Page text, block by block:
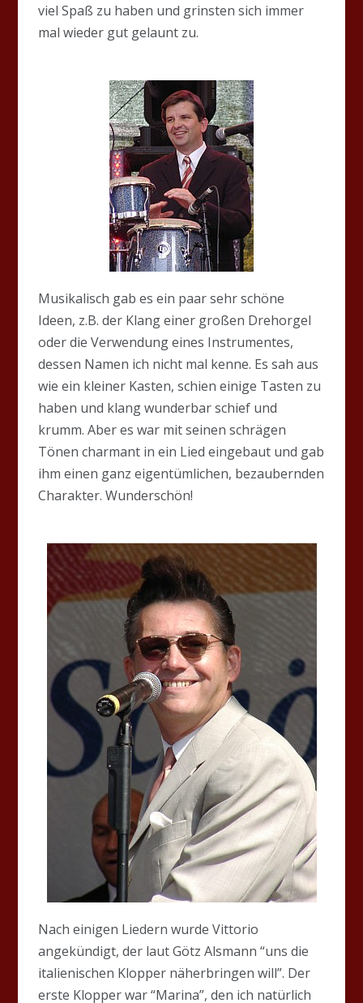
viel Spaß zu haben und grinsten sich immer
mal wieder gut gelaunt zu.
Musikalisch gab es ein paar sehr schöne
Ideen, z.B. der Klang einer großen Drehorgel
oder die Verwendung eines Instrumentes,
dessen Namen ich nicht mal kenne. Es sah aus
wie ein kleiner Kasten, schien einige Tasten zu
haben und klang wunderbar schief und
krumm. Aber es war mit seinen schrägen
Tönen charmant in ein Lied eingebaut und gab
ihm einen ganz eigentümlichen, bezaubernden
Charakter. Wunderschön!
Nach einigen Liedern wurde Vittorio
angekündigt, der laut Götz Alsmann “uns die
italienischen Klopper näherbringen will”. Der
erste Klopper war “Marina”, den ich natürlich